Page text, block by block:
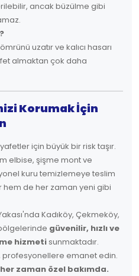
ancak büzülme gibi
uzatır ve kalıcı hasarı
almaktan çok daha
Korumak İçin
için büyük bir risk taşır.
elbise, şişme mont ve
kuru temizlemeye teslim
hem de her zaman yeni gibi
Kadıköy, Çekmeköy,
güvenilir, hızlı ve
hizmeti sunmaktadır.
profesyonellere emanet edin.
zaman özel bakımda.